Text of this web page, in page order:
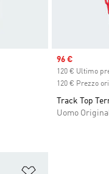
Sale price
96 €
120 € Ultimo
120 € Prezzo
Track Top
Uomo